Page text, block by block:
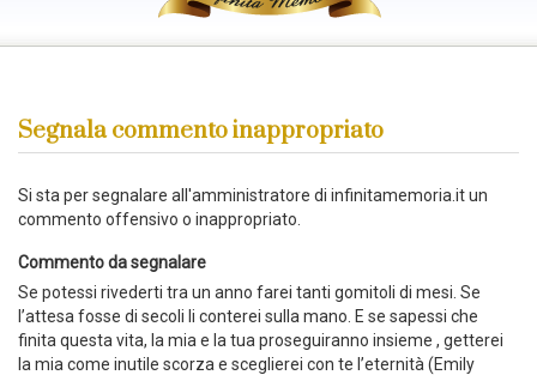
Segnala commento inappropriato
Si sta per segnalare all'amministratore di infinitamemoria.it un
commento offensivo o inappropriato.
Commento da segnalare
Se potessi rivederti tra un anno farei tanti gomitoli di mesi. Se
l’attesa fosse di secoli li conterei sulla mano. E se sapessi che
finita questa vita, la mia e la tua proseguiranno insieme , getterei
la mia come inutile scorza e sceglierei con te l’eternità (Emily